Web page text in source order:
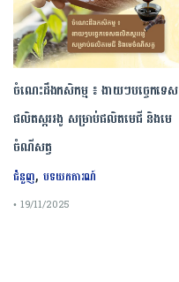
ចំណេះដឹងកសិកម្ម ៖ ងាយៗបច្ចេកទេស
ផលិតស្កររងូ សម្រាប់ផលិតមេជី និងមេ
ចំណីសត្វ
ជំនួញ,បទយកការណ៍
• 19/11/2025